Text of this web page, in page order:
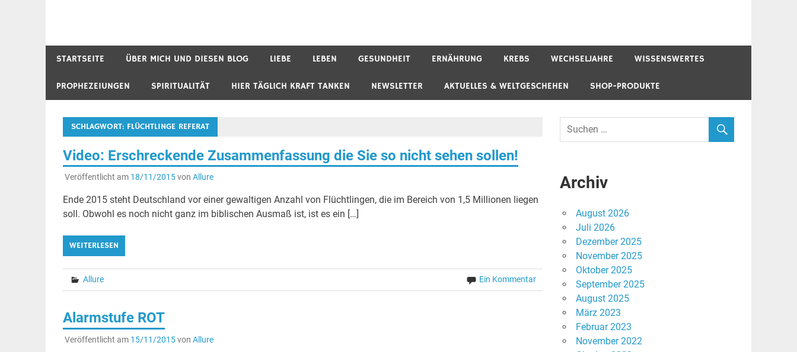
STARTSEITE ÜBER MICH UND DIESEN BLOG LIEBE LEBEN GESUNDHEIT ERNÄHRUNG KREBS WECHSELJAHRE WISSENSWERTES
PROPHEZEIUNGEN SPIRITUALITÄT HIER TÄGLICH KRAFT TANKEN NEWSLETTER AKTUELLES & WELTGESCHEHEN SHOP-PRODUKTE
SCHLAGWORT: FLÜCHTLINGE REFERAT
Video: Erschreckende Zusammenfassung die Sie so nicht sehen sollen!
Veröffentlicht am 18/11/2015von Allure
Ende 2015 steht Deutschland vor einer gewaltigen Anzahl von Flüchtlingen, die im Bereich von 1,5 Millionen liegen
soll. Obwohl es noch nicht ganz im biblischen Ausmaß ist, ist es ein […]
WEITERLESEN
Allure Ein Kommentar
Alarmstufe ROT
Veröffentlicht am 15/11/2015von Allure
Archiv
August 2026
Juli 2026
Dezember 2025
November 2025
Oktober 2025
September 2025
August 2025
März 2023
Februar 2023
November 2022